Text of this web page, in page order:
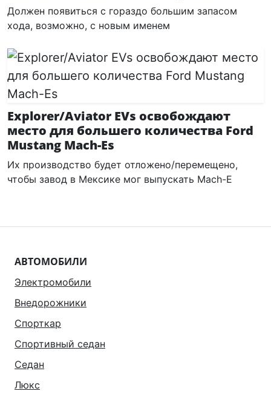
Должен появиться с гораздо большим запасом
хода, возможно, с новым именем
Explorer/Aviator EVs освобождают
место для большего количества Ford
Mustang Mach-Es
Их производство будет отложено/перемещено,
чтобы завод в Мексике мог выпускать Mach-E
АВТОМОБИЛИ
Электромобили
Внедорожники
Спорткар
Спортивный седан
Седан
Люкс